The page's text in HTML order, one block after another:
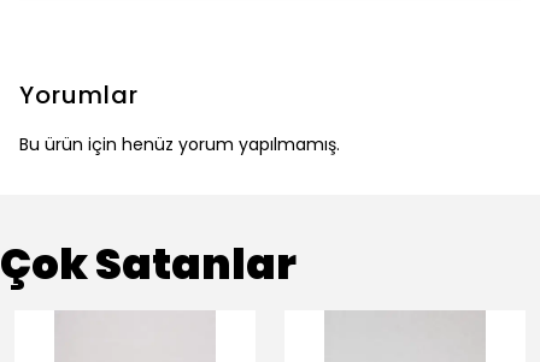
Yorumlar
Bu ürün için henüz yorum yapılmamış.
Çok Satanlar